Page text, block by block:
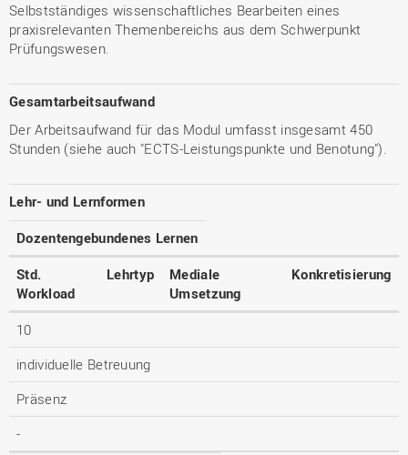
Selbstständiges wissenschaftliches Bearbeiten eines
praxisrelevanten Themenbereichs aus dem Schwerpunkt
Prüfungswesen.
Gesamtarbeitsaufwand
Der Arbeitsaufwand für das Modul umfasst insgesamt 450
Stunden (siehe auch "ECTS-Leistungspunkte und Benotung").
Lehr- und Lernformen
Dozentengebundenes Lernen
Std.
Workload
Lehrtyp
Mediale
Umsetzung
Konkretisierung
10
individuelle Betreuung
Präsenz
-